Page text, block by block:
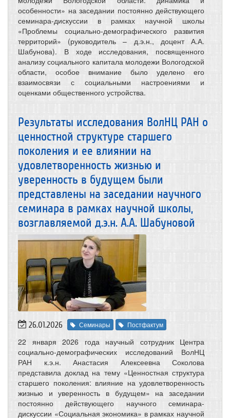
особенности» на заседании постоянно действующего
семинара-дискуссии в рамках научной школы
«Проблемы социально-демографического развития
территорий» (руководитель – д.э.н., доцент А.А.
Шабунова). В ходе исследования, посвященного
анализу социального капитала молодежи Вологодской
области, особое внимание было уделено его
взаимосвязи с социальными настроениями и
оценками общественного устройства.
Результаты исследования ВолНЦ РАН о
ценностной структуре старшего
поколения и ее влиянии на
удовлетворенность жизнью и
уверенность в будущем были
представлены на заседании научного
семинара в рамках научной школы,
возглавляемой д.э.н. А.А. Шабуновой
26.01.2026 Семинары Постфактум
22 января 2026 года научный сотрудник Центра
социально-демографических исследований ВолНЦ
РАН к.э.н. Анастасия Алексеевна Соколова
представила доклад на тему «Ценностная структура
старшего поколения: влияние на удовлетворенность
жизнью и уверенность в будущем» на заседании
постоянно действующего научного семинара-
дискуссии «Социальная экономика» в рамках научной